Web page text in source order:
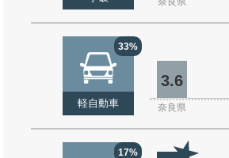
33%
軽自動車
3.6
奈良県
17%